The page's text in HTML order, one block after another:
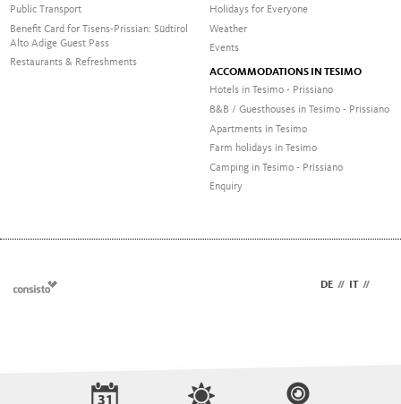
Public Transport
Benefit Card for Tisens-Prissian: Südtirol
Alto Adige Guest Pass
Restaurants & Refreshments
Holidays for Everyone
Weather
Events
ACCOMMODATIONS IN TESIMO
Hotels in Tesimo - Prissiano
B&B / Guesthouses in Tesimo - Prissiano
Apartments in Tesimo
Farm holidays in Tesimo
Camping in Tesimo - Prissiano
Enquiry
DE // IT //